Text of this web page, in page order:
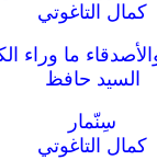
كمال التاغوتي
ما وراء
السيد حافظ
سِنّمار
كمال التاغوتي